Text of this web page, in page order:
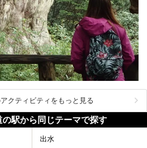
クティビティをもっと見る
駅から同じテーマで探す
出水